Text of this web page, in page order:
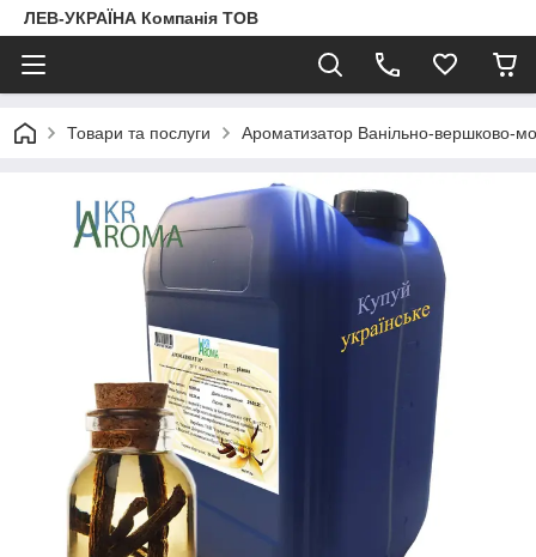
ЛЕВ-УКРАЇНА Компанія ТОВ
Товари та послуги Ароматизатор Ванільно-вершково-